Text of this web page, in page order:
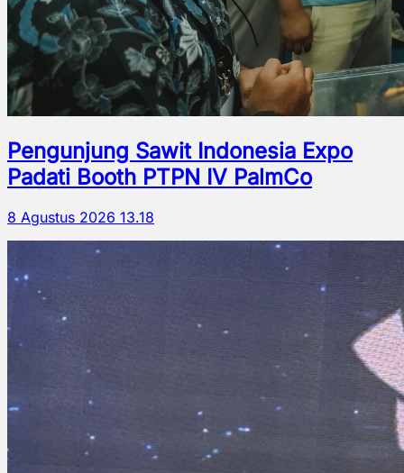
Pengunjung Sawit Indonesia Expo
Padati Booth PTPN IV PalmCo
8 Agustus 2026 13.18